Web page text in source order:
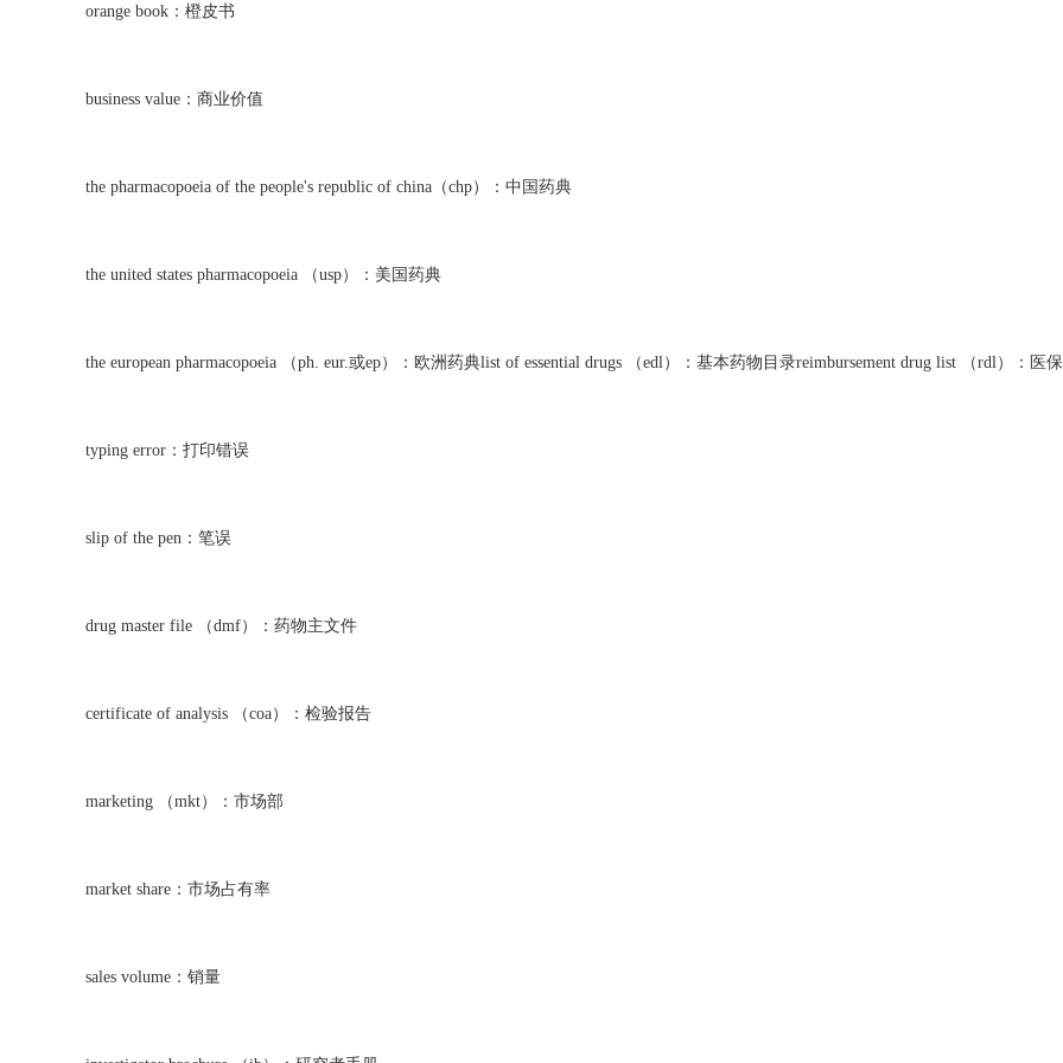
orange book：橙皮书
business value：商业价值
the pharmacopoeia of the people's republic of china（chp）：中国药典
the united states pharmacopoeia （usp）：美国药典
the european pharmacopoeia （ph. eur.或ep）：欧洲药典list of essential drugs （edl）：基本药物目录reimbursement drug list （rdl）：医保
typing error：打印错误
slip of the pen：笔误
drug master file （dmf）：药物主文件
certificate of analysis （coa）：检验报告
marketing （mkt）：市场部
market share：市场占有率
sales volume：销量